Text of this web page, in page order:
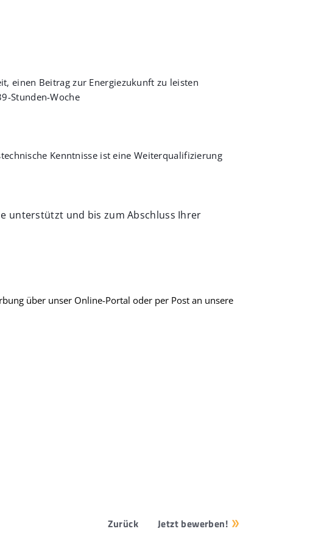
einen Beitrag zur Energiezukunft zu leisten
Stunden-Woche
Kenntnisse ist eine Weiterqualifizierung
unterstützt und bis zum Abschluss Ihrer
über unser Online-Portal oder per Post an unsere
Zurück Jetzt bewerben!